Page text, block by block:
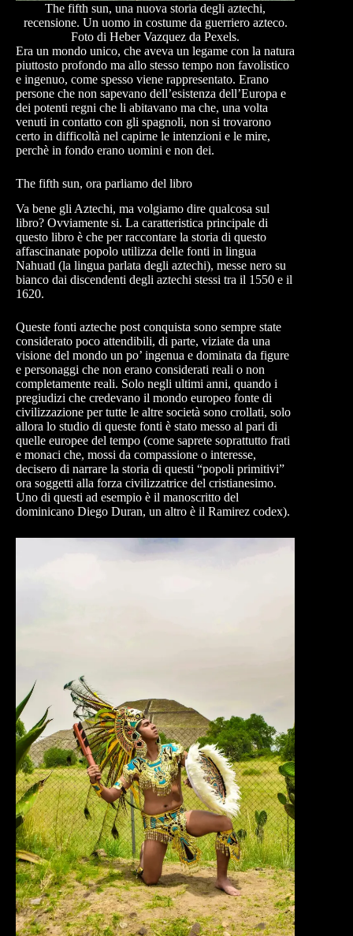
The fifth sun, una nuova storia degli aztechi,
recensione. Un uomo in costume da guerriero azteco.
Foto di Heber Vazquez da Pexels.
Era un mondo unico, che aveva un legame con la natura
piuttosto profondo ma allo stesso tempo non favolistico
e ingenuo, come spesso viene rappresentato. Erano
persone che non sapevano dell’esistenza dell’Europa e
dei potenti regni che li abitavano ma che, una volta
venuti in contatto con gli spagnoli, non si trovarono
certo in difficoltà nel capirne le intenzioni e le mire,
perchè in fondo erano uomini e non dei.
The fifth sun, ora parliamo del libro
Va bene gli Aztechi, ma volgiamo dire qualcosa sul
libro? Ovviamente si. La caratteristica principale di
questo libro è che per raccontare la storia di questo
affascinanate popolo utilizza delle fonti in lingua
Nahuatl (la lingua parlata degli aztechi), messe nero su
bianco dai discendenti degli aztechi stessi tra il 1550 e il
1620.
Queste fonti azteche post conquista sono sempre state
considerato poco attendibili, di parte, viziate da una
visione del mondo un po’ ingenua e dominata da figure
e personaggi che non erano considerati reali o non
completamente reali. Solo negli ultimi anni, quando i
pregiudizi che credevano il mondo europeo fonte di
civilizzazione per tutte le altre società sono crollati, solo
allora lo studio di queste fonti è stato messo al pari di
quelle europee del tempo (come saprete soprattutto frati
e monaci che, mossi da compassione o interesse,
decisero di narrare la storia di questi “popoli primitivi”
ora soggetti alla forza civilizzatrice del cristianesimo.
Uno di questi ad esempio è il manoscritto del
dominicano Diego Duran, un altro è il Ramirez codex).